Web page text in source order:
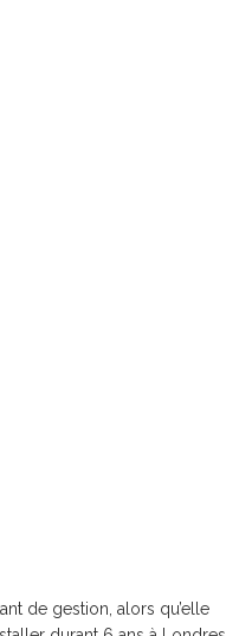
de gestion, alors qu’elle